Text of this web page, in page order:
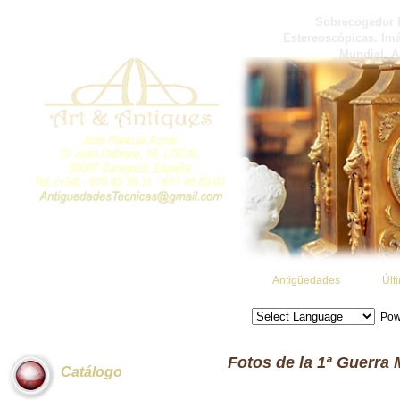
Mundial.
Antigüedades
Catálogo
Fotos de la 1ª Guerra